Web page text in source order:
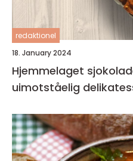
redaktionel
18. January 2024
Hjemmelaget
uimotståelig